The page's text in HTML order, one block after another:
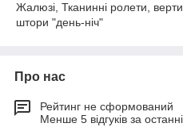
Жалюзі, Тканинні ролети,
штори "день-ніч"
Про нас
Рейтинг не сформований
Менше 5 відгуків за